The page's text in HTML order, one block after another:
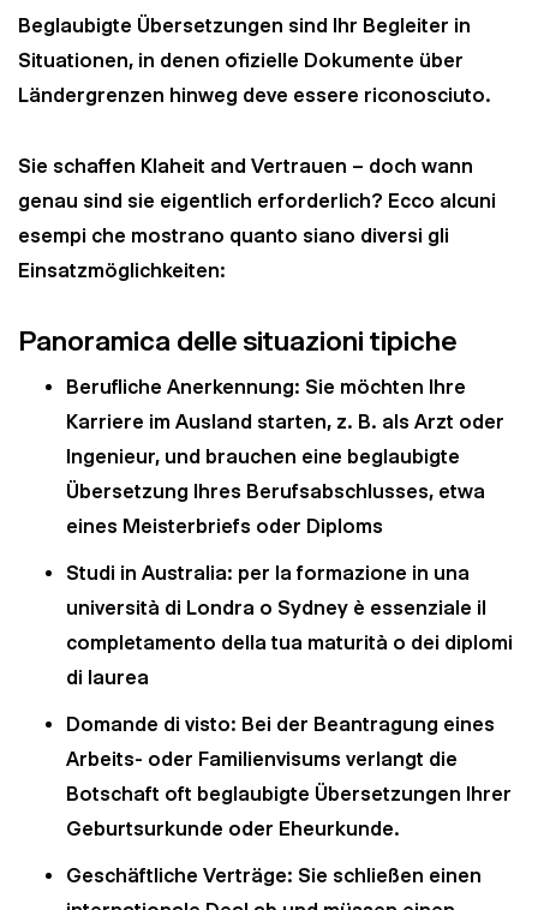
Beglaubigte Übersetzungen sind Ihr Begleiter in
Situationen, in denen ofizielle Dokumente über
Ländergrenzen hinweg deve essere riconosciuto.
Sie schaffen Klaheit and Vertrauen – doch wann
genau sind sie eigentlich erforderlich? Ecco alcuni
esempi che mostrano quanto siano diversi gli
Einsatzmöglichkeiten:
Panoramica delle situazioni tipiche
Berufliche Anerkennung: Sie möchten Ihre
Karriere im Ausland starten, z. B. als Arzt oder
Ingenieur, und brauchen eine beglaubigte
Übersetzung Ihres Berufsabschlusses, etwa
eines Meisterbriefs oder Diploms
Studi in Australia: per la formazione in una
università di Londra o Sydney è essenziale il
completamento della tua maturità o dei diplomi
di laurea
Domande di visto: Bei der Beantragung eines
Arbeits- oder Familienvisums verlangt die
Botschaft oft beglaubigte Übersetzungen Ihrer
Geburtsurkunde oder Eheurkunde.
Geschäftliche Verträge: Sie schließen einen